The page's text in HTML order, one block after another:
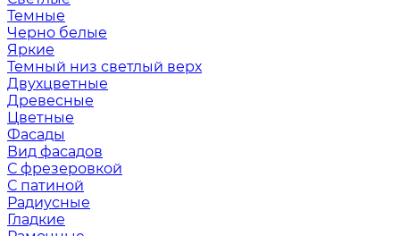
Темные
Черно белые
Яркие
Темный низ светлый верх
Двухцветные
Древесные
Цветные
Фасады
Вид фасадов
С фрезеровкой
С патиной
Радиусные
Гладкие